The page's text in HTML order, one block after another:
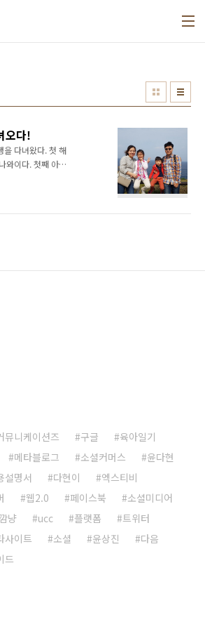
오다!
을 다녀왔다. 첫 해
와이다. 첫째 아이
한명도 없다는
다. 그게 가장 큰
뮤니케이션즈 구글
육아일기
메타블로그 소셜커머스
윤다현
설명서 다현이
엑스티비
웹2.0 페이스북
소셜미디어
깜냥 ucc 플랫폼
트위터
사이트 소셜 윤상진
다음
드